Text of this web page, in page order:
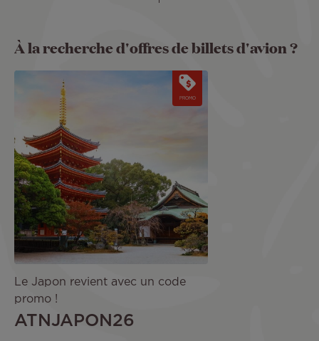
À la recherche d'offres de billets d'avion ?
PROMO
Le Japon revient avec un code
promo !
ATNJAPON26